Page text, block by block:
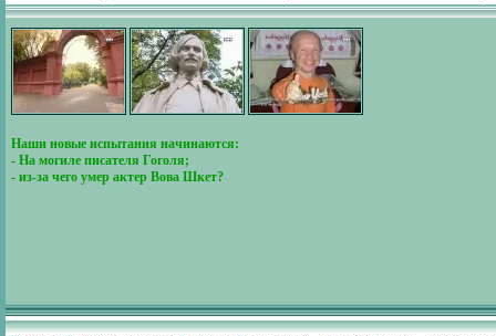
Наши новые испытания начинаются:
- На могиле писателя Гоголя;
- из-за чего умер актер Вова Шкет?